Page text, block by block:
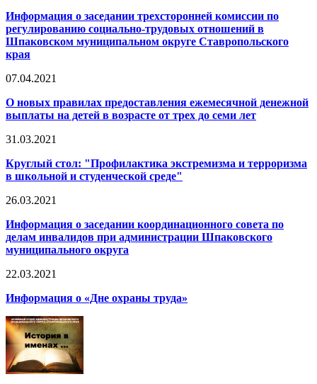
Информация о заседании трехсторонней комиссии по
регулированию социально-трудовых отношений в
Шпаковском муниципальном округе Ставропольского
края
07.04.2021
О новых правилах предоставления ежемесячной денежной
выплаты на детей в возрасте от трех до семи лет
31.03.2021
Круглый стол: "Профилактика экстремизма и терроризма
в школьной и студенческой среде"
26.03.2021
Информация о заседании координационного совета по
делам инвалидов при администрации Шпаковского
муниципального округа
22.03.2021
Информация о «Дне охраны труда»